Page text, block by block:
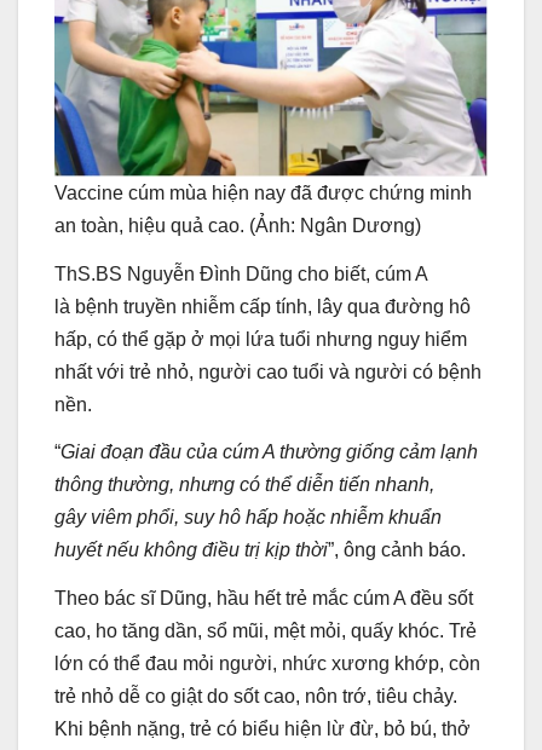
Vaccine cúm mùa hiện nay đã được chứng minh
an toàn, hiệu quả cao. (Ảnh: Ngân Dương)
ThS.BS Nguyễn Đình Dũng cho biết, cúm A
là bệnh truyền nhiễm cấp tính, lây qua đường hô
hấp, có thể gặp ở mọi lứa tuổi nhưng nguy hiểm
nhất với trẻ nhỏ, người cao tuổi và người có bệnh
nền.
“Giai đoạn đầu của cúm A thường giống cảm lạnh
thông thường, nhưng có thể diễn tiến nhanh,
gây viêm phổi, suy hô hấp hoặc nhiễm khuẩn
huyết nếu không điều trị kịp thời”, ông cảnh báo.
Theo bác sĩ Dũng, hầu hết trẻ mắc cúm A đều sốt
cao, ho tăng dần, sổ mũi, mệt mỏi, quấy khóc. Trẻ
lớn có thể đau mỏi người, nhức xương khớp, còn
trẻ nhỏ dễ co giật do sốt cao, nôn trớ, tiêu chảy.
Khi bệnh nặng, trẻ có biểu hiện lừ đừ, bỏ bú, thở